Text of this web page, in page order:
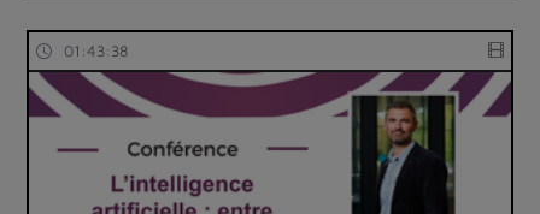
01:43:38